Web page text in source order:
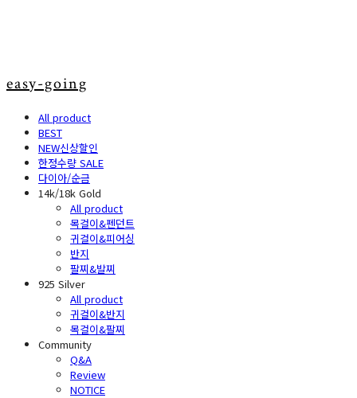
easy-going
All product
BEST
NEW신상할인
한정수량 SALE
다이아/순금
14k/18k Gold
All product
목걸이&펜던트
귀걸이&피어싱
반지
팔찌&발찌
925 Silver
All product
귀걸이&반지
목걸이&팔찌
Community
Q&A
Review
NOTICE